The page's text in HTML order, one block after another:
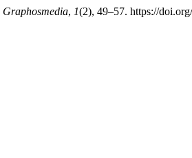
Graphosmedia, 1(2), 49–57. https://